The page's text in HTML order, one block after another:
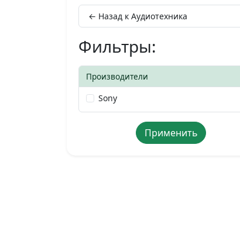
← Назад к Аудиотехника
Фильтры:
Производители
Sony
Применить